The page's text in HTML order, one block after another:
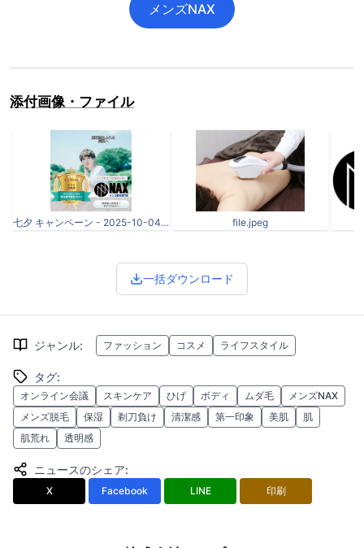
メンズNAX
添付画像・ファイル
七夕 キャンペーン - 2025-10-04T155452.800.png file.jpeg
一括ダウンロード
ジャンル: ファッション コスメ ライフスタイル
タグ:
オンライン会議 スキンケア ひげ ボディ ムダ毛
メンズNAX
メンズ脱毛
保湿 剃刀負け 清潔感 第一印象 美肌
肌
肌荒れ
透明感
ニュースのシェア:
X Facebook LINE 印刷